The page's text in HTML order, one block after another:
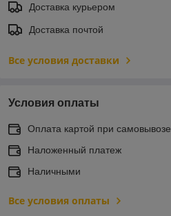
Доставка курьером
Доставка почтой
Все условия доставки
Условия оплаты
Оплата картой при самовывозе
Наложенный платеж
Наличными
Все условия оплаты